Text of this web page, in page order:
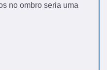
no ombro seria uma